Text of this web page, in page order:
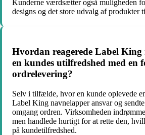
Kunderne værdsætter også muligheden
designs og det store udvalg af produkter
Hvordan reagerede Label King
en kundes utilfredshed med en
ordrelevering?
Selv i tilfælde, hvor en kunde oplevede
Label King navnelapper ansvar og
omgang ordren. Virksomheden
men handlede hurtigt for at rette den,
på kundetilfredshed.